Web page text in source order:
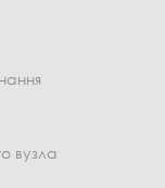
вузла